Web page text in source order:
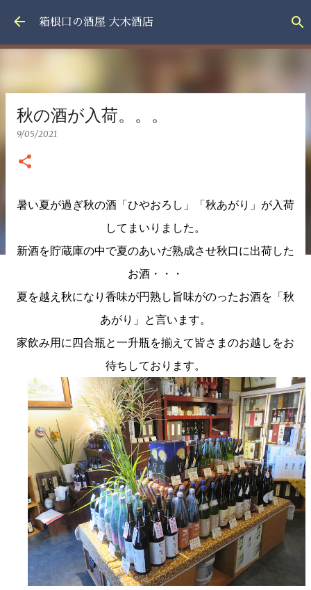
スキップしてメイン コンテンツに移動
箱根口の酒屋 大木酒店
秋の酒が入荷。。。
9/05/2021
暑い夏が過ぎ秋の酒「ひやおろし」「秋あがり」が入荷
してまいりました。
新酒を貯蔵庫の中で夏のあいだ熟成させ秋口に出荷した
お酒・・・
夏を越え秋になり香味が円熟し旨味がのったお酒を「秋
あがり」と言います。
家飲み用に 四合瓶と一升瓶を揃えて皆さまのお越しをお
待ちしております。